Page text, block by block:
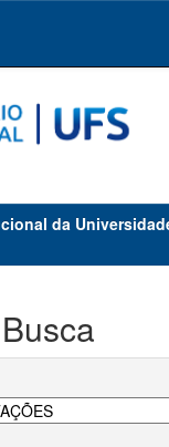
da